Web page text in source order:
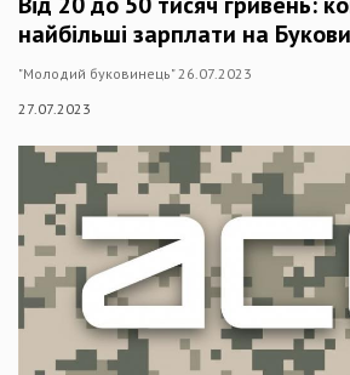
найбільші зарплати на
"Молодий буковинець" 26.07.2023
27.07.2023